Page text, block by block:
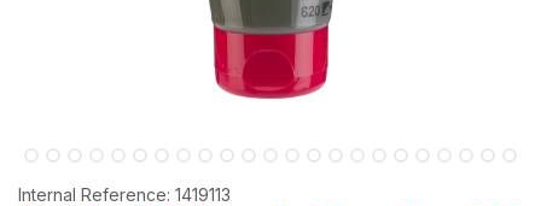
Internal Reference: 1419113